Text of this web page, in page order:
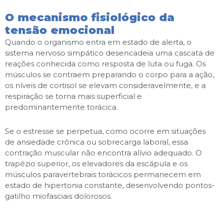
O mecanismo fisiológico da
tensão emocional
Quando o organismo entra em estado de alerta, o
sistema nervoso simpático desencadeia uma cascata de
reações conhecida como resposta de luta ou fuga. Os
músculos se contraem preparando o corpo para a ação,
os níveis de cortisol se elevam consideravelmente, e a
respiração se torna mais superficial e
predominantemente torácica.
Se o estresse se perpetua, como ocorre em situações
de ansiedade crônica ou sobrecarga laboral, essa
contração muscular não encontra alívio adequado. O
trapézio superior, os elevadores da escápula e os
músculos paravertebrais torácicos permanecem em
estado de hipertonia constante, desenvolvendo pontos-
gatilho miofasciais dolorosos.